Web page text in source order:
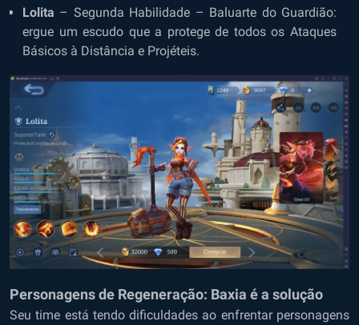
Lolita – Segunda Habilidade – Baluarte do Guardião:
ergue um escudo que a protege de todos os Ataques
Básicos à Distância e Projéteis.
Personagens de Regeneração: Baxia é a solução
Seu time está tendo dificuldades ao enfrentar personagens